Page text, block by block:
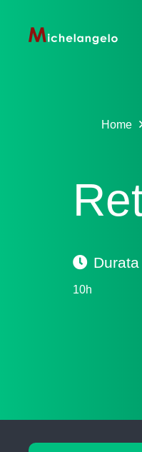
Home
Durata
10h